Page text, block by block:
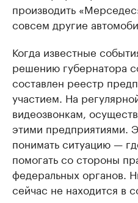
производить
совсем другие
Когда известные
решению губернатора
составлен реестр
участием. На
видеозвонкам,
этими предприятиями.
понимать ситуацию —
помогать со стороны
федеральных органов.
сейчас не находится в